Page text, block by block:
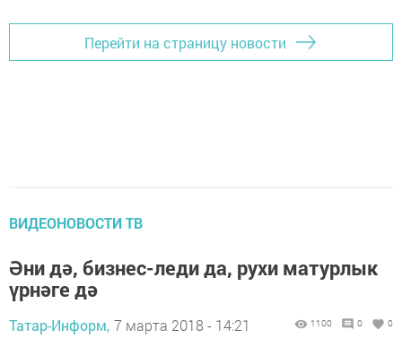
Перейти на страницу новости
ВИДЕОНОВОСТИ ТВ
Әни дә, бизнес-леди да, рухи матурлык
үрнәге дә
Татар-Информ, 7 марта 2018 - 14:21 1100 0 0